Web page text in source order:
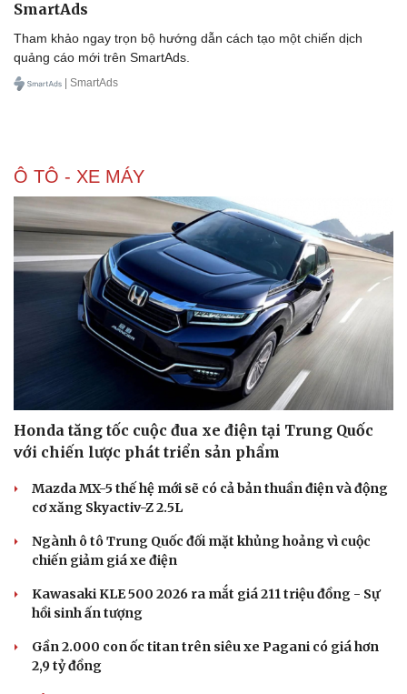
Doanh nghiệp
Doanh nghiệp 24h
Doanh nhân
Vì cộng đồng
Công nghệ
Tin Công nghệ
Chuyển đổi số
SmartAds
Tham khảo ngay trọn bộ hướng dẫn cách tạo một chiến dịch
quảng cáo mới trên SmartAds.
| SmartAds
Ô TÔ - XE MÁY
Honda tăng tốc cuộc đua xe điện tại Trung Quốc
với chiến lược phát triển sản phẩm
Mazda MX-5 thế hệ mới sẽ có cả bản thuần điện và động
cơ xăng Skyactiv-Z 2.5L
Ngành ô tô Trung Quốc đối mặt khủng hoảng vì cuộc
chiến giảm giá xe điện
Kawasaki KLE 500 2026 ra mắt giá 211 triệu đồng - Sự
hồi sinh ấn tượng
Gần 2.000 con ốc titan trên siêu xe Pagani có giá hơn
2,9 tỷ đồng